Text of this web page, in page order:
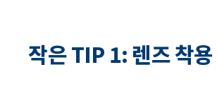
작은 TIP 1: 렌즈 착